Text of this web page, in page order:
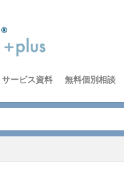
サービス資料 無料個別相談